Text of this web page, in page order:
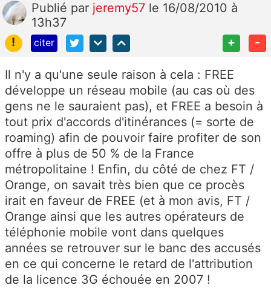
Publié par jeremy57 le 16/08/2010 à
13h37
!
citer + -
Il n'y a qu'une seule raison à cela : FREE
développe un réseau mobile (au cas où des
gens ne le sauraient pas), et FREE a besoin à
tout prix d'accords d'itinérances (= sorte de
roaming) afin de pouvoir faire profiter de son
offre à plus de 50 % de la France
métropolitaine ! Enfin, du côté de chez FT /
Orange, on savait très bien que ce procès
irait en faveur de FREE (et à mon avis, FT /
Orange ainsi que les autres opérateurs de
téléphonie mobile vont dans quelques
années se retrouver sur le banc des accusés
en ce qui concerne le retard de l'attribution
de la licence 3G échouée en 2007 !